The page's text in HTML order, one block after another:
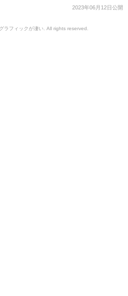
2023年06月12日公開
ラフィックが凄い. All rights reserved.